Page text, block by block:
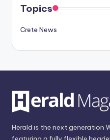
Topics
Crete News
Herald is the next generation